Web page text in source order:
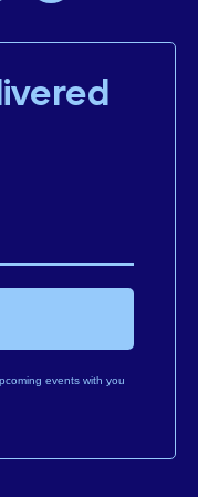
events with you